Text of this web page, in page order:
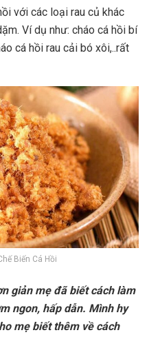
với các loại rau củ khác
. Ví dụ như: cháo cá hồi bí
cá hồi rau cải bó xôi,..rất
Biến Cá Hồi
giản mẹ đã biết cách làm
ngon, hấp dẫn. Mình hy
mẹ biết thêm về cách